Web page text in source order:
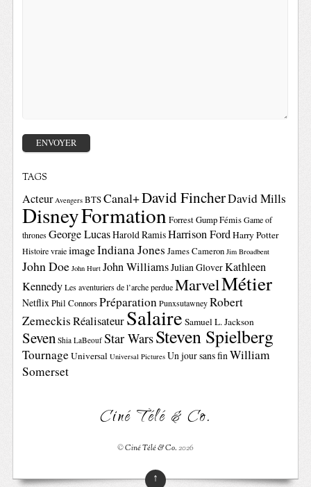
TAGS
Acteur Avengers BTSCanal+David FincherDavid Mills
DisneyFormationForrest GumpFémis Game of
thrones George LucasHarold RamisHarrison FordHarry Potter
Histoire vraie imageIndiana Jones James Cameron Jim Broadbent
John Doe John Hurt John WilliamsJulian GloverKathleen
Kennedy Les aventuriers de l’arche perdue MarvelMétier
NetflixPhil ConnorsPréparation Punxsutawney Robert
ZemeckisRéalisateurSalaire Samuel L. Jackson
Seven Shia LaBeouf Star WarsSteven Spielberg
TournageUniversal Universal Pictures Un jour sans finWilliam
Somerset
Ciné Télé & Co.
©Ciné Télé & Co.2026
↑